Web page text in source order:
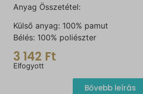
Anyag Összetétel:
Külső anyag: 100% pamut
Bélés: 100% poliészter
3 142 Ft
Elfogyott
Bővebb leírás